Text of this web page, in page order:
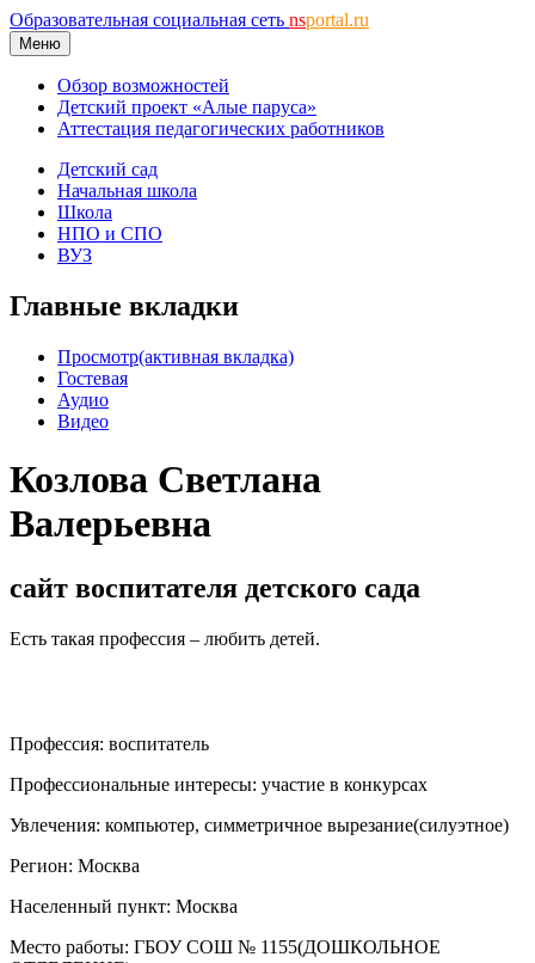
Образовательная социальная сеть nsportal.ru
Меню
Обзор возможностей
Детский проект «Алые паруса»
Аттестация педагогических работников
Детский сад
Начальная школа
Школа
НПО и СПО
ВУЗ
Главные вкладки
Просмотр(активная вкладка)
Гостевая
Аудио
Видео
Козлова Светлана
Валерьевна
сайт воспитателя детского сада
Есть такая профессия – любить детей.
Профессия: воспитатель
Профессиональные интересы: участие в конкурсах
Увлечения: компьютер, симметричное вырезание(силуэтное)
Регион: Москва
Населенный пункт: Москва
Место работы: ГБОУ СОШ № 1155(ДОШКОЛЬНОЕ